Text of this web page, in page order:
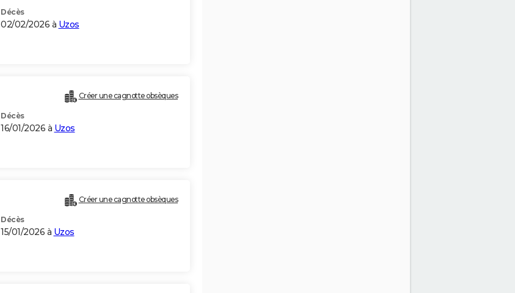
Décès
02/02/2026 à Uzos
Créer une cagnotte obsèques
Décès
16/01/2026 à Uzos
Créer une cagnotte obsèques
Décès
15/01/2026 à Uzos